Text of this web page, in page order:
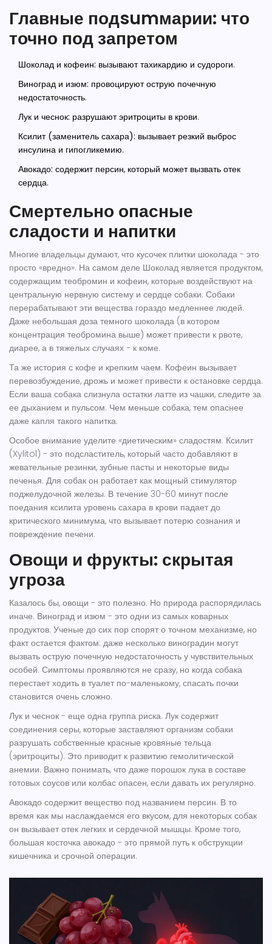
Главные подsumмарии: что
точно под запретом
Шоколад и кофеин: вызывают тахикардию и судороги.
Виноград и изюм: провоцируют острую почечную
недостаточность.
Лук и чеснок: разрушают эритроциты в крови.
Ксилит (заменитель сахара): вызывает резкий выброс
инсулина и гипогликемию.
Авокадо: содержит персин, который может вызвать отек
сердца.
Смертельно опасные
сладости и напитки
Многие владельцы думают, что кусочек плитки шоколада - это
просто «вредно». На самом деле Шоколад является продуктом,
содержащим теобромин и кофеин, которые воздействуют на
центральную нервную систему и сердце собаки. Собаки
перерабатывают эти вещества гораздо медленнее людей.
Даже небольшая доза темного шоколада (в котором
концентрация теобромина выше) может привести к рвоте,
диарее, а в тяжелых случаях - к коме.
Та же история с кофе и крепким чаем. Кофеин вызывает
перевозбуждение, дрожь и может привести к остановке сердца.
Если ваша собака слизнула остатки латте из чашки, следите за
ее дыханием и пульсом. Чем меньше собака, тем опаснее
даже капля такого напитка.
Особое внимание уделите «диетическим» сладостям. Ксилит
(Xylitol) - это подсластитель, который часто добавляют в
жевательные резинки, зубные пасты и некоторые виды
печенья. Для собак он работает как мощный стимулятор
поджелудочной железы. В течение 30-60 минут после
поедания ксилита уровень сахара в крови падает до
критического минимума, что вызывает потерю сознания и
повреждение печени.
Овощи и фрукты: скрытая
угроза
Казалось бы, овощи - это полезно. Но природа распорядилась
иначе. Виноград и изюм - это одни из самых коварных
продуктов. Ученые до сих пор спорят о точном механизме, но
факт остается фактом: даже несколько виноградин могут
вызвать острую почечную недостаточность у чувствительных
особей. Симптомы проявляются не сразу, но когда собака
перестает ходить в туалет по-маленькому, спасать почки
становится очень сложно.
Лук и чеснок - еще одна группа риска. Лук содержит
соединения серы, которые заставляют организм собаки
разрушать собственные красные кровяные тельца
(эритроциты). Это приводит к развитию гемолитической
анемии. Важно понимать, что даже порошок лука в составе
готовых соусов или колбас опасен, если давать их регулярно.
Авокадо содержит вещество под названием персин. В то
время как мы наслаждаемся его вкусом, для некоторых собак
он вызывает отек легких и сердечной мышцы. Кроме того,
большая косточка авокадо - это прямой путь к обструкции
кишечника и срочной операции.